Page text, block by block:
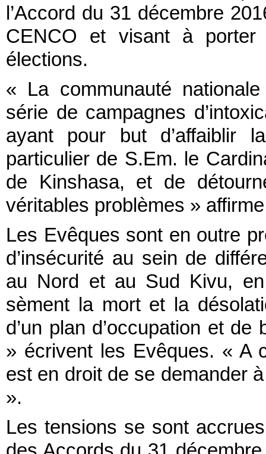
l’Accord du 31 décembre
CENCO et visant à
élections.
« La communauté
série de campagnes
ayant pour but d’affaiblir
particulier de S.Em. le
de Kinshasa, et de
véritables problèmes »
Les Evêques sont en outre
d’insécurité au sein de
au Nord et au Sud Kivu,
sèment la mort et la
d’un plan d’occupation et
» écrivent les Evêques. « A
est en droit de se demander
».
Les tensions se sont